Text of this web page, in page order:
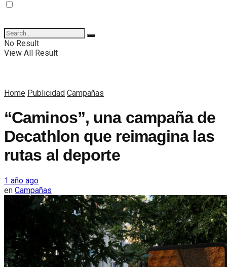
No Result
View All Result
Home Publicidad Campañas
“Caminos”, una campaña de
Decathlon que reimagina las
rutas al deporte
1 año ago
en Campañas